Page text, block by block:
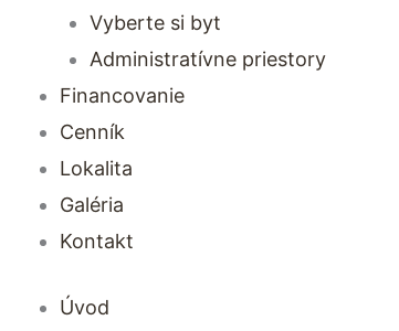
Vyberte si byt
Administratívne priestory
Financovanie
Cenník
Lokalita
Galéria
Kontakt
Úvod